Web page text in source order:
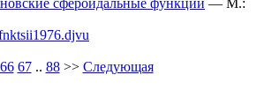
66 67.. 88>> Следующая